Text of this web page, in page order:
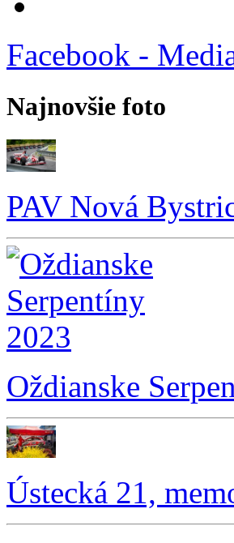
Facebook -
Najnovšie foto
PAV Nová
Oždianske
Ústecká 21,